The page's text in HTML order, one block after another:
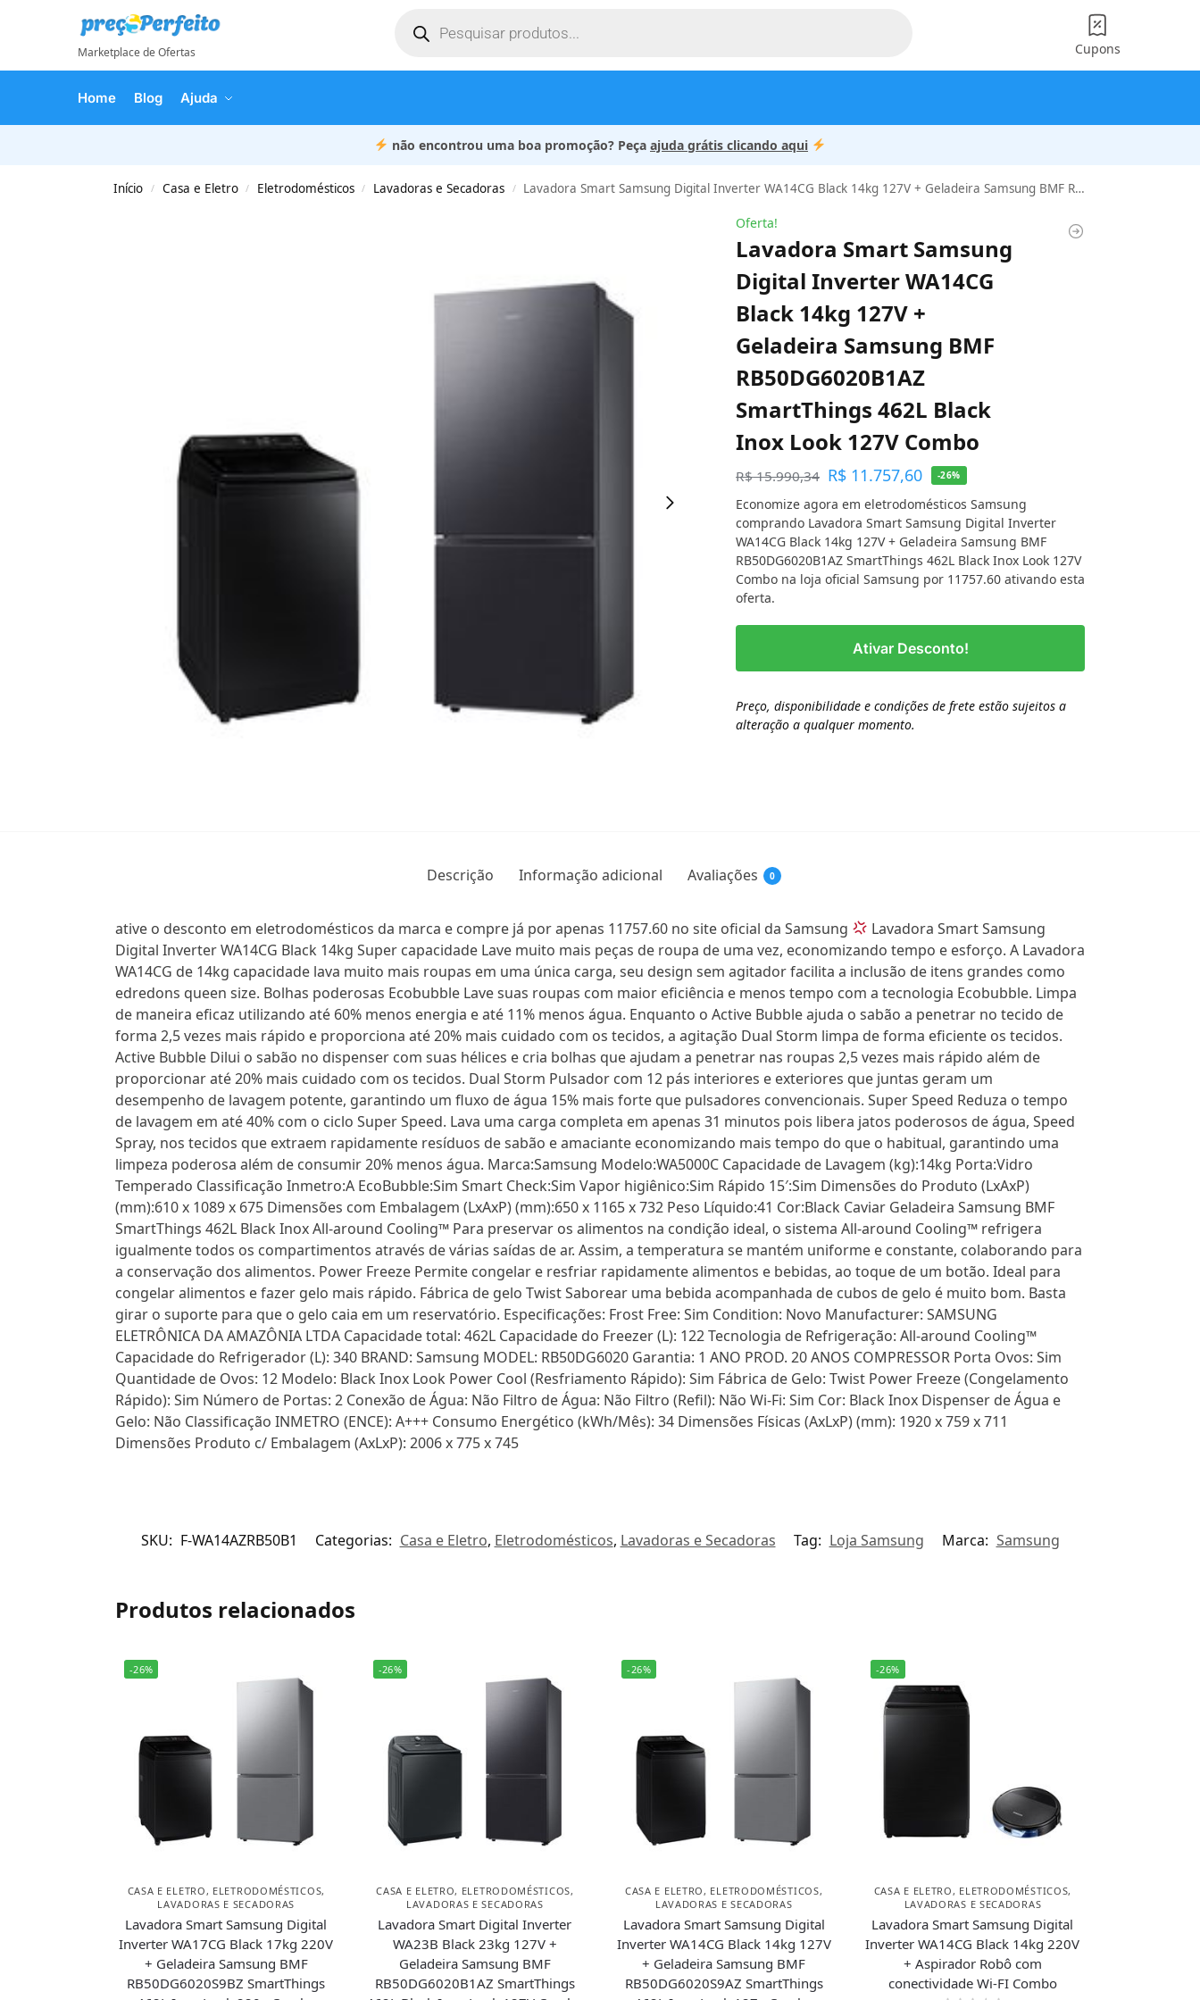
Marketplace de Ofertas Cupons
Home Blog Ajuda
não encontrou uma boa promoção? Peça ajuda grátis clicando aqui
Início / Casa e Eletro / Eletrodomésticos / Lavadoras e Secadoras / Lavadora Smart Samsung Digital Inverter WA14CG Black 14kg 127V + Geladeira Samsung BMF RB50DG6020B1AZ SmartThings 462L Black Inox Look 127V Combo
Oferta!
Lavadora Smart Samsung
Digital Inverter WA14CG
Black 14kg 127V +
Geladeira Samsung BMF
RB50DG6020B1AZ
SmartThings 462L Black
Inox Look 127V Combo
R$15.990,34 R$ 11.757,60 -26%
Economize agora em eletrodomésticos Samsung
comprando Lavadora Smart Samsung Digital Inverter
WA14CG Black 14kg 127V + Geladeira Samsung BMF
RB50DG6020B1AZ SmartThings 462L Black Inox Look 127V
Combo na loja oficial Samsung por 11757.60 ativando esta
oferta.
Ativar Desconto!
Preço, disponibilidade e condições de frete estão sujeitos a
alteração a qualquer momento.
Descrição Informação adicional Avaliações 0
ative o desconto em eletrodomésticos da marca e compre já por apenas 11757.60 no site oficial da Samsung
Lavadora Smart Samsung
Digital Inverter WA14CG Black 14kg Super capacidade Lave muito mais peças de roupa de uma vez, economizando tempo e esforço. A Lavadora
WA14CG de 14kg capacidade lava muito mais roupas em uma única carga, seu design sem agitador facilita a inclusão de itens grandes como
edredons queen size. Bolhas poderosas Ecobubble Lave suas roupas com maior eficiência e menos tempo com a tecnologia Ecobubble. Limpa
de maneira eficaz utilizando até 60% menos energia e até 11% menos água. Enquanto o Active Bubble ajuda o sabão a penetrar no tecido de
forma 2,5 vezes mais rápido e proporciona até 20% mais cuidado com os tecidos, a agitação Dual Storm limpa de forma eficiente os tecidos.
Active Bubble Dilui o sabão no dispenser com suas hélices e cria bolhas que ajudam a penetrar nas roupas 2,5 vezes mais rápido além de
proporcionar até 20% mais cuidado com os tecidos. Dual Storm Pulsador com 12 pás interiores e exteriores que juntas geram um
desempenho de lavagem potente, garantindo um fluxo de água 15% mais forte que pulsadores convencionais. Super Speed Reduza o tempo
de lavagem em até 40% com o ciclo Super Speed. Lava uma carga completa em apenas 31 minutos pois libera jatos poderosos de água, Speed
Spray, nos tecidos que extraem rapidamente resíduos de sabão e amaciante economizando mais tempo do que o habitual, garantindo uma
limpeza poderosa além de consumir 20% menos água. Marca:Samsung Modelo:WA5000C Capacidade de Lavagem (kg):14kg Porta:Vidro
Temperado Classificação Inmetro:A EcoBubble:Sim Smart Check:Sim Vapor higiênico:Sim Rápido 15′:Sim Dimensões do Produto (LxAxP)
(mm):610 x 1089 x 675 Dimensões com Embalagem (LxAxP) (mm):650 x 1165 x 732 Peso Líquido:41 Cor:Black Caviar Geladeira Samsung BMF
SmartThings 462L Black Inox All-around Cooling™ Para preservar os alimentos na condição ideal, o sistema All-around Cooling™ refrigera
igualmente todos os compartimentos através de várias saídas de ar. Assim, a temperatura se mantém uniforme e constante, colaborando para
a conservação dos alimentos. Power Freeze Permite congelar e resfriar rapidamente alimentos e bebidas, ao toque de um botão. Ideal para
congelar alimentos e fazer gelo mais rápido. Fábrica de gelo Twist Saborear uma bebida acompanhada de cubos de gelo é muito bom. Basta
girar o suporte para que o gelo caia em um reservatório. Especificações: Frost Free: Sim Condition: Novo Manufacturer: SAMSUNG
ELETRÔNICA DA AMAZÔNIA LTDA Capacidade total: 462L Capacidade do Freezer (L): 122 Tecnologia de Refrigeração: All-around Cooling™
Capacidade do Refrigerador (L): 340 BRAND: Samsung MODEL: RB50DG6020 Garantia: 1 ANO PROD. 20 ANOS COMPRESSOR Porta Ovos: Sim
Quantidade de Ovos: 12 Modelo: Black Inox Look Power Cool (Resfriamento Rápido): Sim Fábrica de Gelo: Twist Power Freeze (Congelamento
Rápido): Sim Número de Portas: 2 Conexão de Água: Não Filtro de Água: Não Filtro (Refil): Não Wi-Fi: Sim Cor: Black Inox Dispenser de Água e
Gelo: Não Classificação INMETRO (ENCE): A+++ Consumo Energético (kWh/Mês): 34 Dimensões Físicas (AxLxP) (mm): 1920 x 759 x 711
Dimensões Produto c/ Embalagem (AxLxP): 2006 x 775 x 745
SKU: F-WA14AZRB50B1 Categorias: Casa e Eletro, Eletrodomésticos, Lavadoras e Secadoras Tag: Loja Samsung Marca: Samsung
Produtos relacionados
-26%
CASA E ELETRO , ELETRODOMÉSTICOS,
LAVADORAS E SECADORAS
Lavadora Smart Samsung Digital
Inverter WA17CG Black 17kg 220V
+ Geladeira Samsung BMF
RB50DG6020S9BZ SmartThings
-26%
CASA E ELETRO, ELETRODOMÉSTICOS,
LAVADORAS E SECADORAS
Lavadora Smart Digital Inverter
WA23B Black 23kg 127V +
Geladeira Samsung BMF
RB50DG6020B1AZ SmartThings
-26%
CASA E ELETRO , ELETRODOMÉSTICOS,
LAVADORAS E SECADORAS
Lavadora Smart Samsung Digital
Inverter WA14CG Black 14kg 127V
+ Geladeira Samsung BMF
RB50DG6020S9AZ SmartThings
-26%
CASA E ELETRO , ELETRODOMÉSTICOS,
LAVADORAS E SECADORAS
Lavadora Smart Samsung Digital
Inverter WA14CG Black 14kg 220V
+ Aspirador Robô com
conectividade Wi-FI Combo